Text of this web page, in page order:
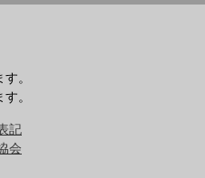
。
。
記
会